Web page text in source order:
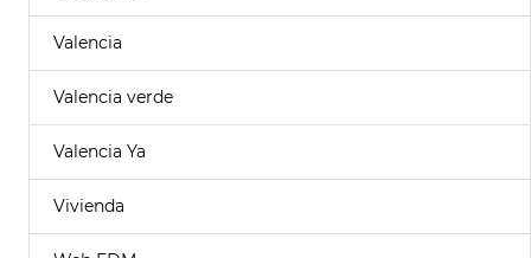
Valencia
Valencia verde
Valencia Ya
Vivienda